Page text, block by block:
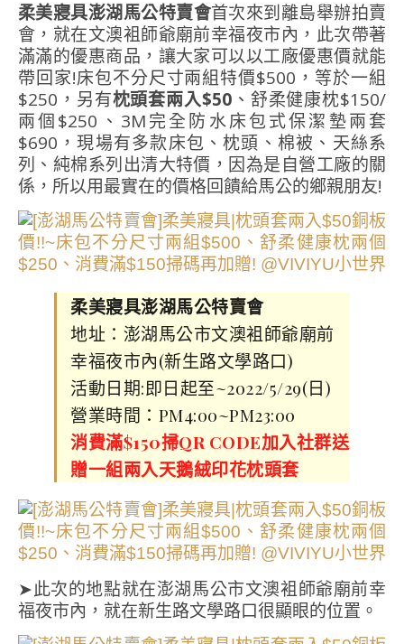
柔美寢具澎湖馬公特賣會首次來到離島舉辦拍賣
會，就在文澳袓師爺廟前幸福夜市內，此次帶著
滿滿的優惠商品，讓大家可以以工廠優惠價就能
帶回家!床包不分尺寸兩組特價$500，等於一組
$250，另有枕頭套兩入$50、舒柔健康枕$150/
兩個$250、3M完全防水床包式保潔墊兩套
$690，現場有多款床包、枕頭、棉被、天絲系
列、純棉系列出清大特價，因為是自營工廠的關
係，所以用最實在的價格回饋給馬公的鄉親朋友!
柔美寢具澎湖馬公特賣會
地址：澎湖馬公市文澳袓師爺廟前
幸福夜市內(新生路文學路口)
活動日期:即日起至~2022/5/29(日)
營業時間：PM4:00~PM23:00
消費滿$150掃QR CODE加入社群送
贈一組兩入天鵝絨印花枕頭套
➤此次的地點就在澎湖馬公市文澳袓師爺廟前幸
福夜市內，就在新生路文學路口很顯眼的位置。